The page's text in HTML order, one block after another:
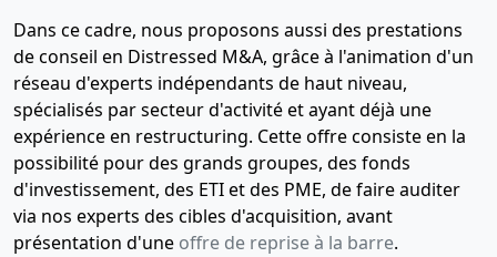
Dans ce cadre, nous proposons aussi des prestations
de conseil en Distressed M&A, grâce à l'animation d'un
réseau d'experts indépendants de haut niveau,
spécialisés par secteur d'activité et ayant déjà une
expérience en restructuring. Cette offre consiste en la
possibilité pour des grands groupes, des fonds
d'investissement, des ETI et des PME, de faire auditer
via nos experts des cibles d'acquisition, avant
présentation d'une offre de reprise à la barre.